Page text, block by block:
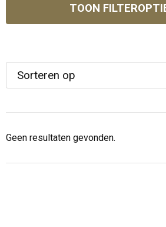
TOON
Geen resultaten gevonden.